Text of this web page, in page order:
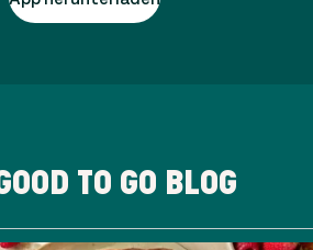
TO GO BLOG